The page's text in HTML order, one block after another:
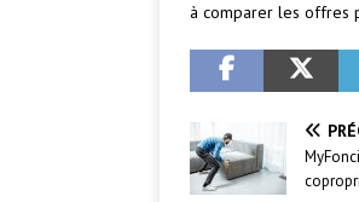
à comparer les offres